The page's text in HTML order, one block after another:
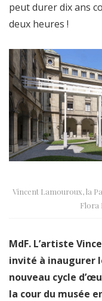
peut durer dix ans
deux heures !
Vincent Lamouroux, la
Flora
MdF. L’artiste
invité à inaugurer
nouveau cycle
la cour du musée